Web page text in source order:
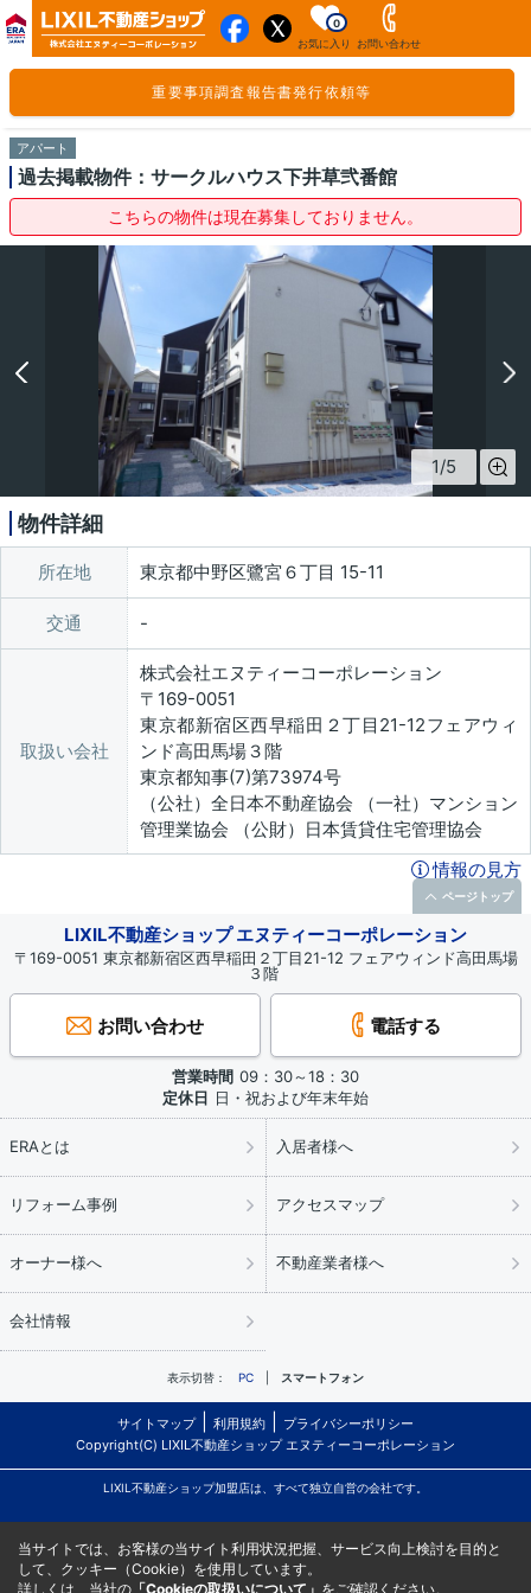
お気に入り
0
お問い合わせ
重要事項調査報告書発行依頼等
アパート
過去掲載物件：サークルハウス下井草弐番館
こちらの物件は現在募集しておりません。
1/5
物件詳細
所在地 東京都中野区鷺宮６丁目 15-11
交通
取扱い会社
株式会社エヌティーコーポレーション
〒169-0051
東京都新宿区西早稲田２丁目21-12フェアウィ
ンド高田馬場３階
東京都知事(7)第73974号
（公社）全日本不動産協会 （一社）マンション
管理業協会 （公財）日本賃貸住宅管理協会
情報の見方
LIXIL不動産ショップ エヌティーコーポレーション
〒169-0051 東京都新宿区西早稲田２丁目21-12 フェアウィンド高田馬場
３階
お問い合わせ 電話する
営業時間 09：30～18：30
定休日 日・祝および年末年始
ERAとは 入居者様へ
リフォーム事例 アクセスマップ
オーナー様へ 不動産業者様へ
会社情報
表示切替： PC スマートフォン
サイトマップ 利用規約
プライバシーポリシー
Copyright(C) LIXIL不動産ショップ エヌティーコーポレーション
LIXIL不動産ショップ加盟店は、すべて独立自営の会社です。
ページトップ
当サイトでは、お客様の当サイト利用状況把握、サービス向上検討を目的と
して、クッキー（Cookie）を使用しています。
詳しくは、当社の 「Cookieの取扱いについて」 をご確認ください。